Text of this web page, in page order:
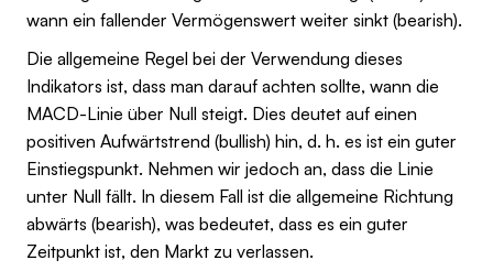
wann ein fallender Vermögenswert weiter sinkt (bearish).
Die allgemeine Regel bei der Verwendung dieses
Indikators ist, dass man darauf achten sollte, wann die
MACD-Linie über Null steigt. Dies deutet auf einen
positiven Aufwärtstrend (bullish) hin, d. h. es ist ein guter
Einstiegspunkt. Nehmen wir jedoch an, dass die Linie
unter Null fällt. In diesem Fall ist die allgemeine Richtung
abwärts (bearish), was bedeutet, dass es ein guter
Zeitpunkt ist, den Markt zu verlassen.